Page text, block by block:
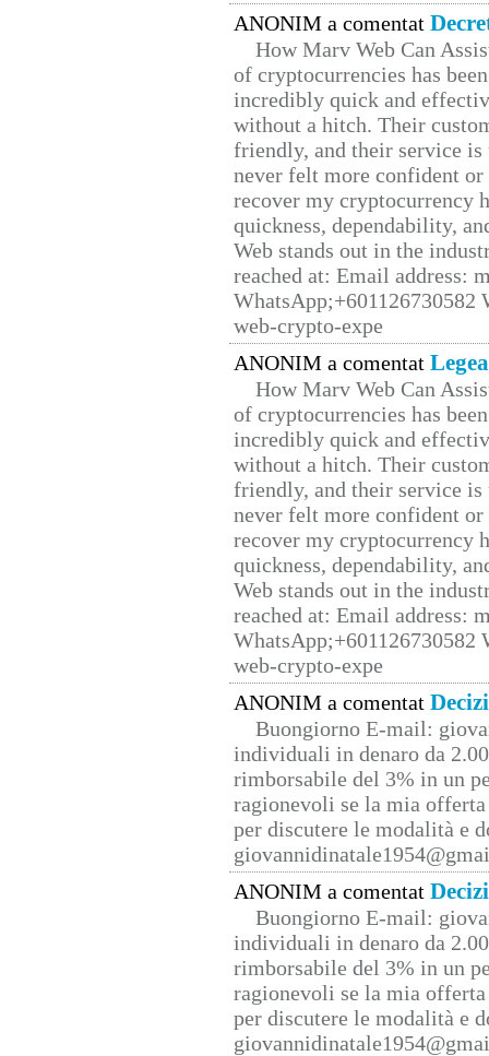
ANONIM a comentat
How Marv Web Can
of cryptocurrencies has
incredibly quick and
without a hitch. Their
friendly, and their service
never felt more confident
recover my cryptocurrency
quickness, dependability,
Web stands out in the
reached at: Email address:
web-crypto-expe
ANONIM a comentat
How Marv Web Can
of cryptocurrencies has
incredibly quick and
without a hitch. Their
friendly, and their service
never felt more confident
recover my cryptocurrency
quickness, dependability,
Web stands out in the
reached at: Email address:
web-crypto-expe
ANONIM a comentat
Buongiorno E-mail:
individuali in denaro da
rimborsabile del 3% in un
ragionevoli se la mia
per discutere le modalità e
ANONIM a comentat
Buongiorno E-mail:
individuali in denaro da
rimborsabile del 3% in un
ragionevoli se la mia
per discutere le modalità e